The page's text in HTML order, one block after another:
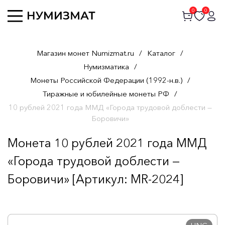
0 0
Магазин монет Numizmat.ru / Каталог /
Нумизматика /
Монеты Российской Федерации (1992-н.в.) /
Тиражные и юбилейные монеты РФ /
10 рублей 2021 года ММД «Города трудовой доблести —
Боровичи»
Монета 10 рублей 2021 года ММД
«Города трудовой доблести —
Боровичи» [Артикул: MR-2024]